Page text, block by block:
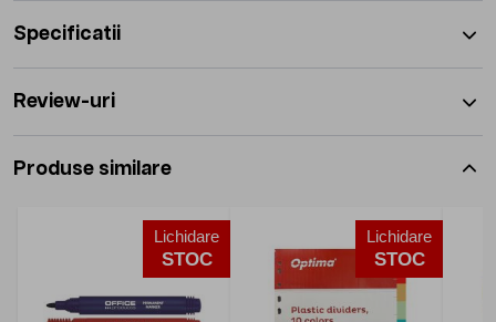
Specificatii
Review-uri
Produse similare
Lichidare
STOC
Lichidare
STOC